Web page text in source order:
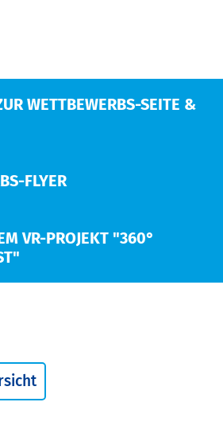
WETTBEWERBS-SEITE &
FLYER
VR-PROJEKT "360°